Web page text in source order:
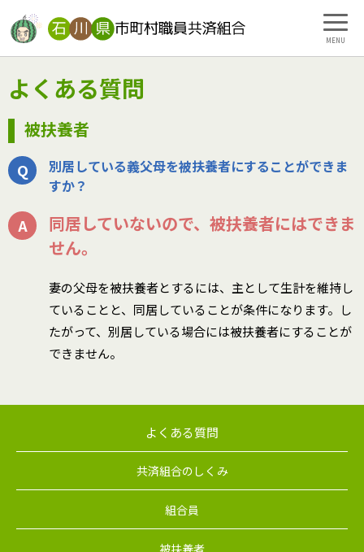
MENU
よくある質問
被扶養者
別居している義父母を被扶養者にすることができま
すか？
同居していないので、被扶養者にはできま
せん。
妻の父母を被扶養者とするには、主として生計を維持し
ていることと、同居していることが条件になります。し
たがって、別居している場合には被扶養者にすることが
できません。
よくある質問
共済組合のしくみ
組合員
被扶養者